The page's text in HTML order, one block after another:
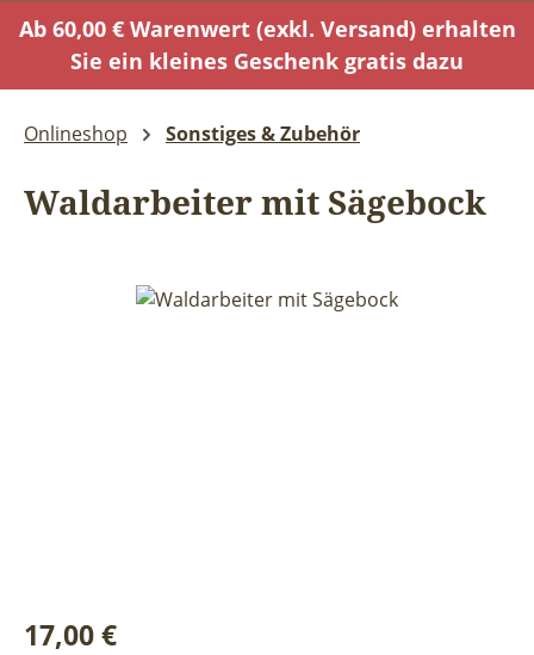
Ab 60,00 € Warenwert (exkl. Versand) erhalten
Sie ein kleines Geschenk gratis dazu
Onlineshop Sonstiges & Zubehör
Waldarbeiter mit Sägebock
Bildergalerie überspringen
Regulärer Preis:
17,00 €